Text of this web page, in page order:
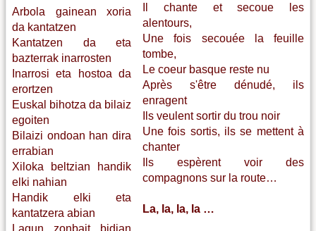
Arbola gainean xoria
da kantatzen
Kantatzen da eta
bazterrak inarrosten
Inarrosi eta hostoa da
erortzen
Euskal bihotza da bilaiz
egoiten
Bilaizi ondoan han dira
errabian
Xiloka beltzian handik
elki nahian
Handik elki eta
kantatzera abian
Lagun zonbait bidian
Il chante et secoue les
alentours,
Une fois secouée la feuille
tombe,
Le coeur basque reste nu
Après s'être dénudé, ils
enragent
Ils veulent sortir du trou noir
Une fois sortis, ils se mettent à
chanter
Ils espèrent voir des
compagnons sur la route…
La, la, la, la …